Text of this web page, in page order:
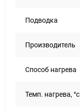
Подводка
Производитель
Способ нагрева
Темп. нагрева, °с